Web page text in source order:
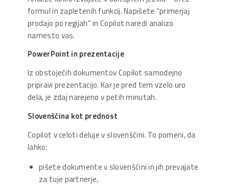
formul in zapletenih funkcij. Napišete “primerjaj
prodajo po regijah” in Copilot naredi analizo
namesto vas.
PowerPoint in prezentacije
Iz obstoječih dokumentov Copilot samodejno
pripravi prezentacijo. Kar je pred tem vzelo uro
dela, je zdaj narejeno v petih minutah.
Slovenščina kot prednost
Copilot v celoti deluje v slovenščini. To pomeni, da
lahko:
pišete dokumente v slovenščini in jih prevajate
za tuje partnerje,